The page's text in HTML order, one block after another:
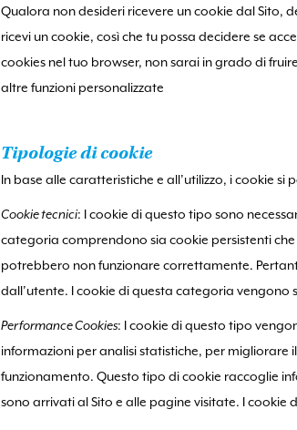
Qualora non desideri ricevere un cookie dal
ricevi un cookie, così che tu possa decidere se
cookies nel tuo browser, non sarai in grado di
altre funzioni personalizzate
Tipologie di cookie
In base alle caratteristiche e all’utilizzo, i cookie
Cookie tecnici: I cookie di questo tipo sono
categoria comprendono sia cookie persistenti che
potrebbero non funzionare correttamente.
dall’utente. I cookie di questa categoria
Performance Cookies: I cookie di questo tipo
informazioni per analisi statistiche, per migliorare
funzionamento. Questo tipo di cookie raccoglie
sono arrivati al Sito e alle pagine visitate. I